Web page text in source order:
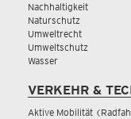
Nachhaltigkeit
Naturschutz
Umweltrecht
Umweltschutz
Wasser
VERKEHR &
Aktive Mobilität